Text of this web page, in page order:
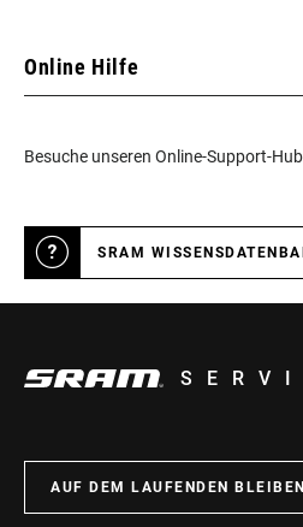
Online Hilfe
Besuche unseren Online-Support-
SRAM
AUF DEM LAUFENDEN BLEIBEN